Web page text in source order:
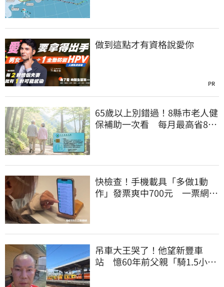
做到這點才有資格說愛你
PR
65歲以上別錯過！8縣市老人健
保補助一次看 每月最高省826
快檢查！手機載具「多做1動
作」發票爽中700元 一票網照
吊車大王哭了！他望新豐車
站 憶60年前父親「騎1.5小時